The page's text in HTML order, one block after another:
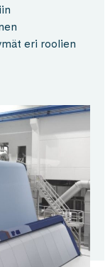
eri roolien